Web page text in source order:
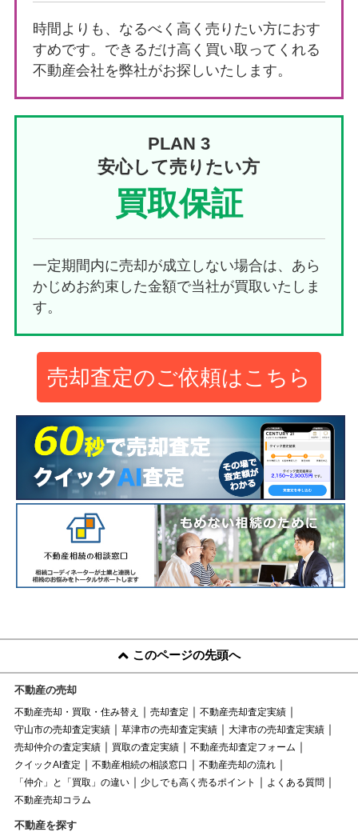
時間よりも、なるべく高く売りたい方におす
すめです。できるだけ高く買い取ってくれる
不動産会社を弊社がお探しいたします。
PLAN 3
安心して売りたい方
買取保証
一定期間内に売却が成立しない場合は、あら
かじめお約束した金額で当社が買取いたしま
す。
売却査定のご依頼はこちら
このページの先頭へ
不動産の売却
不動産売却・買取・住み替え 売却査定
不動産売却査定実績
守山市の売却査定実績
草津市の売却査定実績
大津市の売却査定実績
売却仲介の査定実績
買取の査定実績
不動産売却査定フォーム
クイックAI査定
不動産相続の相談窓口
不動産売却の流れ
「仲介」と「買取」の違い
少しでも高く売るポイント
よくある質問
不動産売却コラム
不動産を探す